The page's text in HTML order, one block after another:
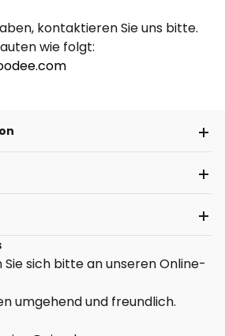
kontaktieren Sie uns bitte.
wie folgt:
Sie sich bitte an unseren Online-
umgehend und freundlich.